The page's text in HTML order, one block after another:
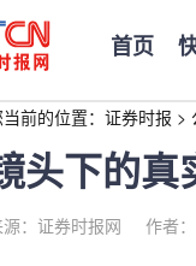
首页
前的位置： 证券时报 >
头下的真
源：证券时报网 作者